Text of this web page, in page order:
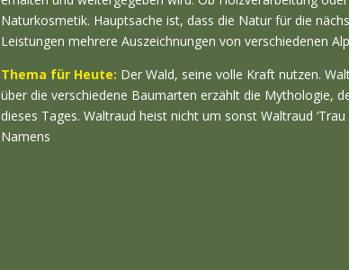
Naturkosmetik. Hauptsache ist, dass die Natur für die
Leistungen mehrere Auszeichnungen von verschiedenen
Thema für Heute: Der Wald, seine volle Kraft nutzen.
über die verschiedene Baumarten erzählt die Mythologie,
dieses Tages. Waltraud heist nicht um sonst Waltraud
Namens